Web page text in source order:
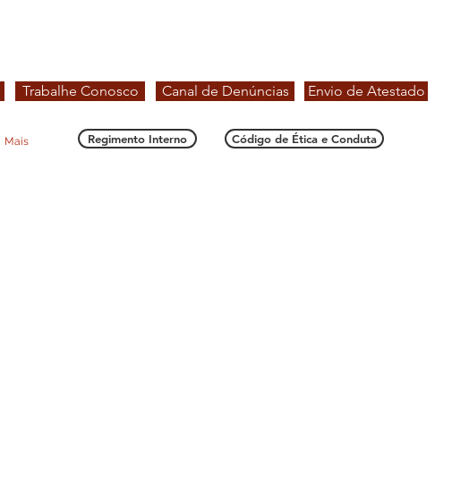
Trabalhe Conosco Canal de Denúncias Envio de Atestado
Mais Regimento Interno Código de Ética e Conduta